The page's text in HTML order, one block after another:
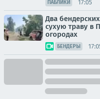
ПАБЛИКИ 17:05
Два
сухую траву в
огородах
БЕНДЕРЫ